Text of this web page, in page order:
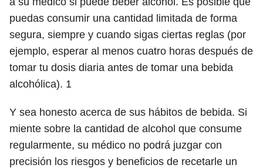
puedas consumir una cantidad limitada de forma
segura, siempre y cuando sigas ciertas reglas (por
ejemplo, esperar al menos cuatro horas después de
tomar tu dosis diaria antes de tomar una bebida
alcohólica). 1
Y sea honesto acerca de sus hábitos de bebida. Si
miente sobre la cantidad de alcohol que consume
regularmente, su médico no podrá juzgar con
precisión los riesgos y beneficios de recetarle un